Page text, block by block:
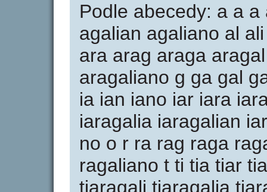
Podle abecedy: a a
agalian agaliano al
ara arag araga
aragaliano g ga gal
ia ian iano iar iara
iaragalia iaragalian
no o r ra rag raga
ragaliano t ti tia tiar
tiaragali tiaragalia